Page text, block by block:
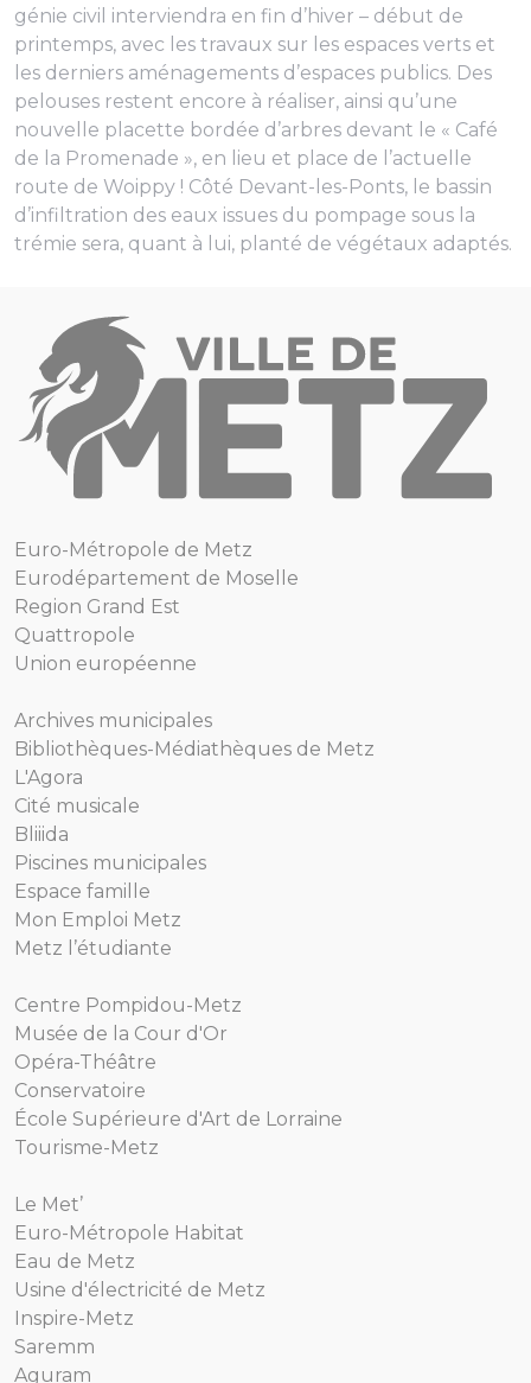
génie civil interviendra en fin d’hiver – début de
printemps, avec les travaux sur les espaces verts et
les derniers aménagements d’espaces publics. Des
pelouses restent encore à réaliser, ainsi qu’une
nouvelle placette bordée d’arbres devant le « Café
de la Promenade », en lieu et place de l’actuelle
route de Woippy ! Côté Devant-les-Ponts, le bassin
d’infiltration des eaux issues du pompage sous la
trémie sera, quant à lui, planté de végétaux adaptés.
Euro-Métropole de Metz
Eurodépartement de Moselle
Region Grand Est
Quattropole
Union européenne
Archives municipales
Bibliothèques-Médiathèques de Metz
L'Agora
Cité musicale
Bliiida
Piscines municipales
Espace famille
Mon Emploi Metz
Metz l’étudiante
Centre Pompidou-Metz
Musée de la Cour d'Or
Opéra-Théâtre
Conservatoire
École Supérieure d'Art de Lorraine
Tourisme-Metz
Le Met’
Euro-Métropole Habitat
Eau de Metz
Usine d'électricité de Metz
Inspire-Metz
Saremm
Aguram